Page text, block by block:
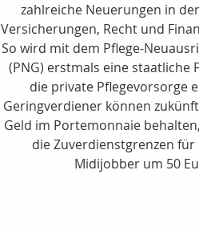
zahlreiche Neuerungen in
Versicherungen, Recht und
So wird mit dem Pflege-
(PNG) erstmals eine staatliche
die private Pflegevorsorge
Geringverdiener können
Geld im Portemonnaie
die Zuverdienstgrenzen für
Midijobber um 50